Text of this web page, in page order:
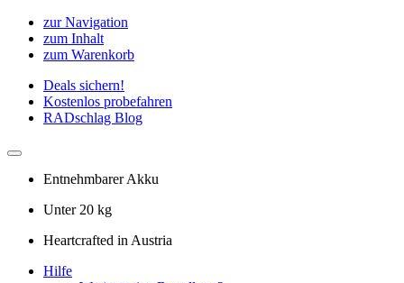
zur Navigation
zum Inhalt
zum Warenkorb
Deals sichern!
Kostenlos probefahren
RADschlag Blog
Entnehmbarer Akku
Unter 20 kg
Heartcrafted in Austria
Hilfe